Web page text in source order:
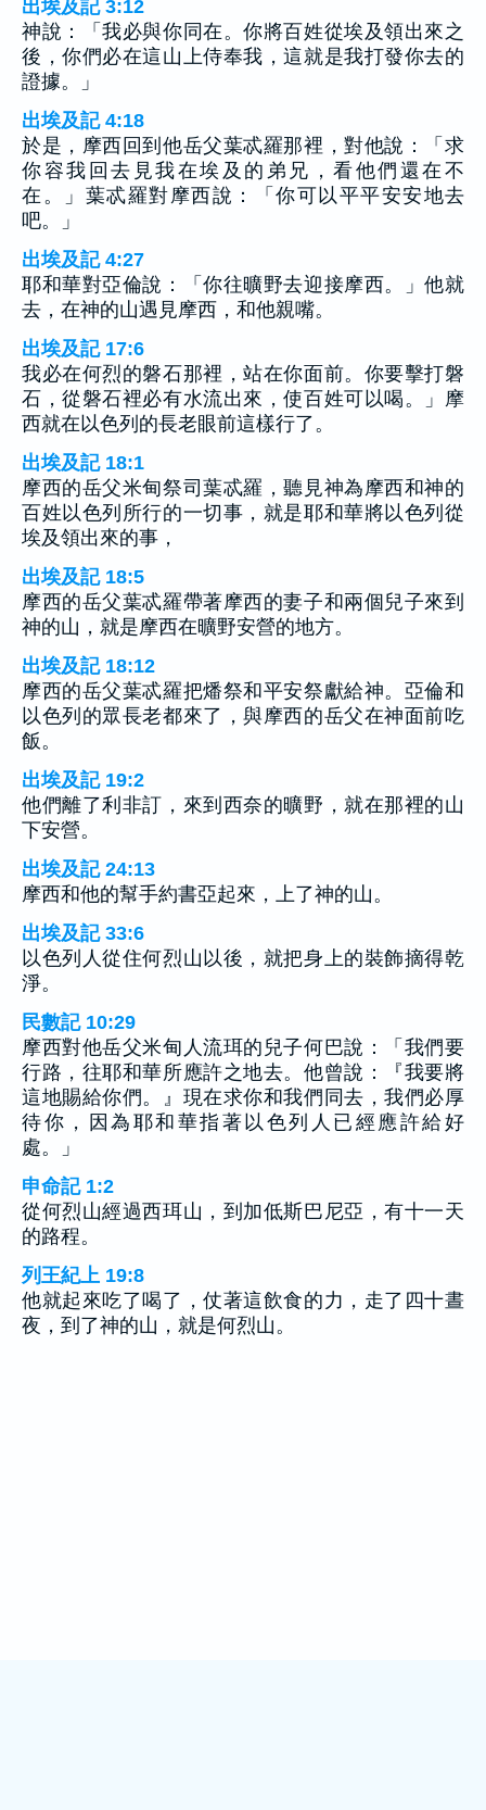
出埃及記 3:12
神說：「我必與你同在。你將百姓從埃及領出來之
後，你們必在這山上侍奉我，這就是我打發你去的
證據。」
出埃及記 4:18
於是，摩西回到他岳父葉忒羅那裡，對他說：「求
你容我回去見我在埃及的弟兄，看他們還在不
在。」葉忒羅對摩西說：「你可以平平安安地去
吧。」
出埃及記 4:27
耶和華對亞倫說：「你往曠野去迎接摩西。」他就
去，在神的山遇見摩西，和他親嘴。
出埃及記 17:6
我必在何烈的磐石那裡，站在你面前。你要擊打磐
石，從磐石裡必有水流出來，使百姓可以喝。」摩
西就在以色列的長老眼前這樣行了。
出埃及記 18:1
摩西的岳父米甸祭司葉忒羅，聽見神為摩西和神的
百姓以色列所行的一切事，就是耶和華將以色列從
埃及領出來的事，
出埃及記 18:5
摩西的岳父葉忒羅帶著摩西的妻子和兩個兒子來到
神的山，就是摩西在曠野安營的地方。
出埃及記 18:12
摩西的岳父葉忒羅把燔祭和平安祭獻給神。亞倫和
以色列的眾長老都來了，與摩西的岳父在神面前吃
飯。
出埃及記 19:2
他們離了利非訂，來到西奈的曠野，就在那裡的山
下安營。
出埃及記 24:13
摩西和他的幫手約書亞起來，上了神的山。
出埃及記 33:6
以色列人從住何烈山以後，就把身上的裝飾摘得乾
淨。
民數記 10:29
摩西對他岳父米甸人流珥的兒子何巴說：「我們要
行路，往耶和華所應許之地去。他曾說：『我要將
這地賜給你們。』現在求你和我們同去，我們必厚
待你，因為耶和華指著以色列人已經應許給好
處。」
申命記 1:2
從何烈山經過西珥山，到加低斯巴尼亞，有十一天
的路程。
列王紀上 19:8
他就起來吃了喝了，仗著這飲食的力，走了四十晝
夜，到了神的山，就是何烈山。